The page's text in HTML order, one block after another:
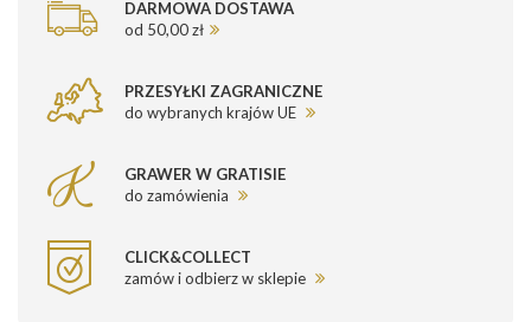
DARMOWA DOSTAWA
od 50,00 zł
PRZESYŁKI ZAGRANICZNE
do wybranych krajów UE
GRAWER W GRATISIE
do zamówienia
CLICK&COLLECT
zamów i odbierz w sklepie